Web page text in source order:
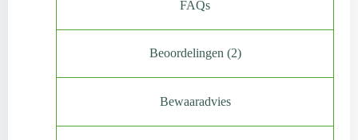
FAQs
Beoordelingen (2)
Bewaaradvies